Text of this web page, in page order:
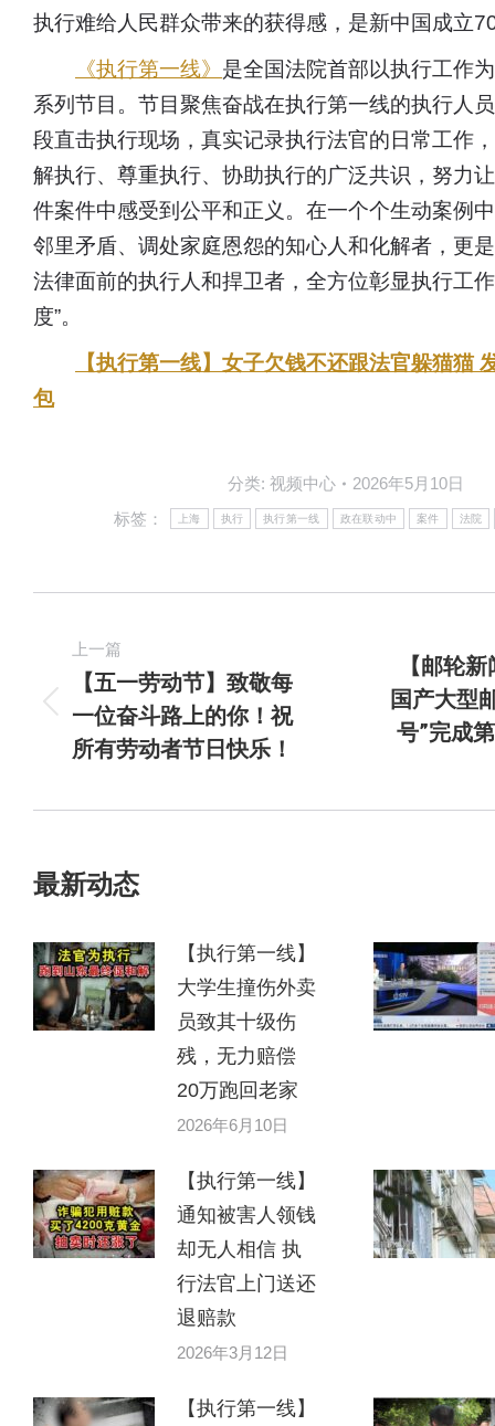
执行难给人民群众带来的获得感，是新中国成立
《执行第一线》 是全国法院首部以执行工作
系列节目。节目聚焦奋战在执行第一线的执行人
段直击执行现场，真实记录执行法官的日常工作
解执行、尊重执行、协助执行的广泛共识，努力
件案件中感受到公平和正义。在一个个生动案例
邻里矛盾、调处家庭恩怨的知心人和化解者，更
法律面前的执行人和捍卫者，全方位彰显执行工作
度”。
【执行第一线】 女子欠钱不还跟法官躲猫猫
包
分类: 视频中心
2026年5月10日
标签：
上海 执行 执行第一线 政在联动中 案件 法院
上一篇
【五一劳动节】致敬每
一位奋斗路上的你！祝
所有劳动者节日快乐！
【邮轮
国产大型
号”完成
最新动态
【执行第一线】
大学生撞伤外卖
员致其十级伤
残，无力赔偿
20万跑回老家
2026年6月10日
【执行第一线】
通知被害人领钱
却无人相信 执
行法官上门送还
退赔款
2026年3月12日
【执行第一线】